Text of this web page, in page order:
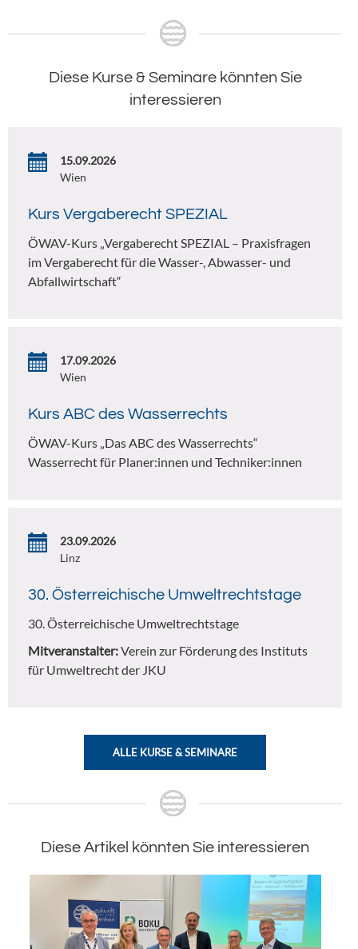
Diese Kurse & Seminare könnten Sie
interessieren
15.09.2026
Wien
Kurs Vergaberecht SPEZIAL
ÖWAV-Kurs „Vergaberecht SPEZIAL – Praxisfragen
im Vergaberecht für die Wasser-, Abwasser- und
Abfallwirtschaft“
17.09.2026
Wien
Kurs ABC des Wasserrechts
ÖWAV-Kurs „Das ABC des Wasserrechts“
Wasserrecht für Planer:innen und Techniker:innen
23.09.2026
Linz
30. Österreichische Umweltrechtstage
30. Österreichische Umweltrechtstage
Mitveranstalter:Verein zur Förderung des Instituts
für Umweltrecht der JKU
ALLE KURSE & SEMINARE
Diese Artikel könnten Sie interessieren